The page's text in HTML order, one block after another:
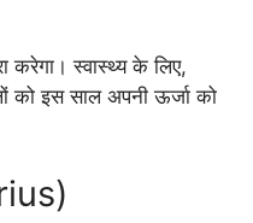
करेगा। स्वास्थ्य के लिए,
को इस साल अपनी ऊर्जा को